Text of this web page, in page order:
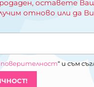
оставете
отново или да
“ и съм